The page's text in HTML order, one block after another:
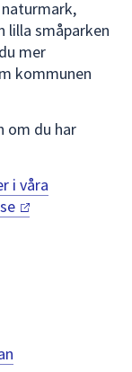
navigera
lilla småparken
mer
kommunen
om du har
i våra